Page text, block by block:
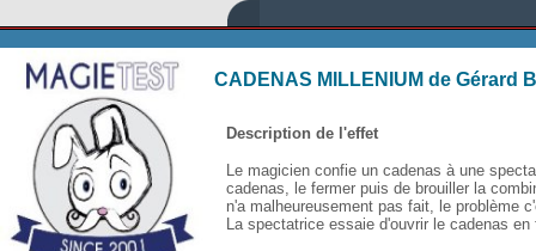
CADENAS MILLENIUM de Gérard
Description de l'effet
Le magicien confie un cadenas à une
cadenas, le fermer puis de brouiller la
n'a malheureusement pas fait, le problème
La spectatrice essaie d'ouvrir le cadenas